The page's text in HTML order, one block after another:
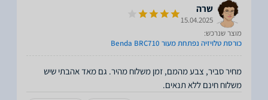
שרה
15.04.2025
מוצר שנרכש:
כורסת טלויזיה נפתחת מעור Benda BRC710
מחיר סביר, צבע מהמם, זמן משלוח מהיר. גם מאד אהבתי שיש
משלוח חינם ללא תנאים.